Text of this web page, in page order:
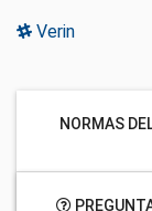
Verin
NORMAS